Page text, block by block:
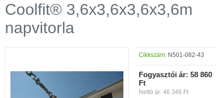
Coolfit® 3,6x3,6x3,6x3,6m
napvitorla
Cikkszám: N501-082-43
Fogyasztói ár: 58 860
Ft
Nettó ár: 46 346 Ft